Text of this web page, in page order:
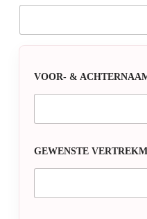
VOOR- &
GEWENSTE